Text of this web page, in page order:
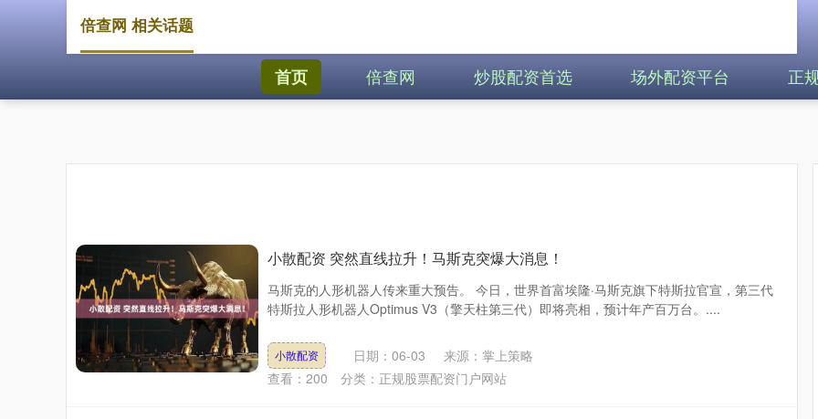
首页 倍查网 炒股配资首选 场外配资平台 正
倍查网 相关话题
小散配资 突然直线拉升！马斯克突爆大消息！
马斯克的人形机器人传来重大预告。 今日，世界首富埃隆·马斯克旗下特斯拉官宣，第三代
特斯拉人形机器人Optimus V3（擎天柱第三代）即将亮相，预计年产百万台。....
小散配资 日期：06-03
来源：掌上策略
查看： 200 分类： 正规股票配资门户网站